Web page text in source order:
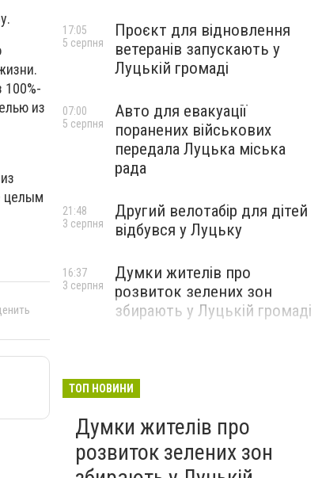
100%-
из
целым
Проєкт для відновлення
ветеранів запускають у
Луцькій громаді
17:05
5 серпня
Авто для евакуації
поранених військових
передала Луцька міська
рада
07:00
5 серпня
Другий велотабір для дітей
відбувся у Луцьку
21:48
3 серпня
Думки жителів про
розвиток зелених зон
збирають у Луцькій громаді
16:37
3 серпня
ТОП НОВИНИ
Думки жителів про
розвиток зелених зон